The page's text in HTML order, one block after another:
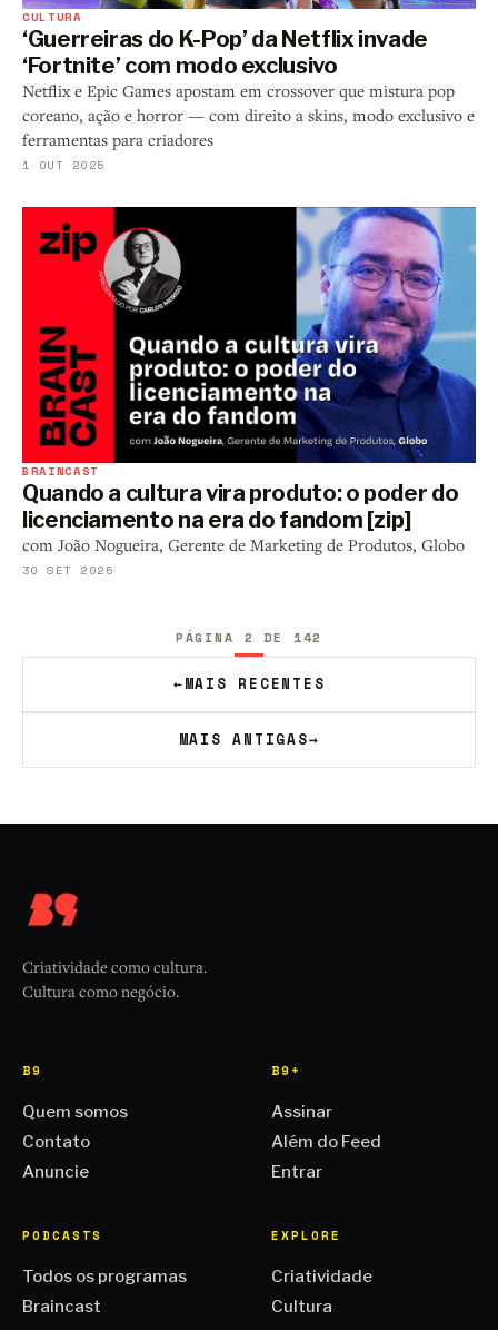
CULTURA
‘Guerreiras do K-Pop’ da Netflix invade
‘Fortnite’ com modo exclusivo
Netflix e Epic Games apostam em crossover que mistura pop
coreano, ação e horror — com direito a skins, modo exclusivo e
ferramentas para criadores
1 OUT 2025
BRAINCAST
Quando a cultura vira produto: o poder do
licenciamento na era do fandom [zip]
com João Nogueira, Gerente de Marketing de Produtos, Globo
30 SET 2025
←MAIS RECENTES
PÁGINA 2 DE 142
MAIS ANTIGAS→
Criatividade como cultura.
Cultura como negócio.
B9
Quem somos
Contato
Anuncie
B9+
Assinar
Além do Feed
Entrar
PODCASTS
Todos os programas
Braincast
EXPLORE
Criatividade
Cultura